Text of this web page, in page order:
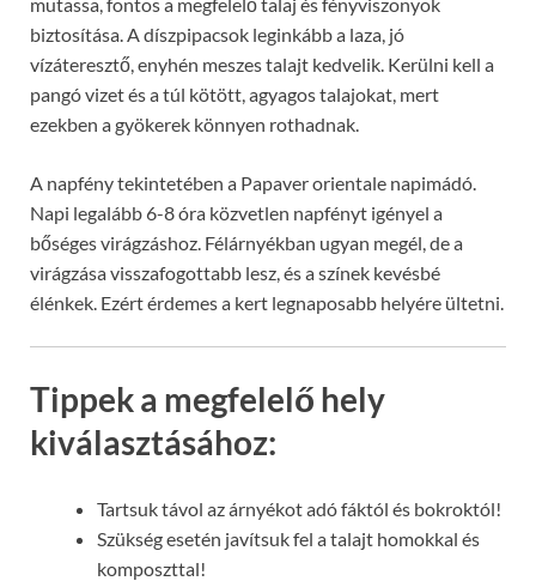
biztosítása. A díszpipacsok leginkább a laza, jó
vízáteresztő, enyhén meszes talajt kedvelik. Kerülni kell a
pangó vizet és a túl kötött, agyagos talajokat, mert
ezekben a gyökerek könnyen rothadnak.
A napfény tekintetében a Papaver orientale napimádó.
Napi legalább 6-8 óra közvetlen napfényt igényel a
bőséges virágzáshoz. Félárnyékban ugyan megél, de a
virágzása visszafogottabb lesz, és a színek kevésbé
élénkek. Ezért érdemes a kert legnaposabb helyére ültetni.
Tippek a megfelelő hely
kiválasztásához:
Tartsuk távol az árnyékot adó fáktól és bokroktól!
Szükség esetén javítsuk fel a talajt homokkal és
komposzttal!